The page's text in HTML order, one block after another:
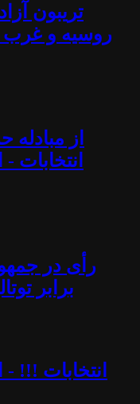
تریبون
روسیه و غرب -
از
انتخابات
رأی در
برابر
انتخابات !!! -